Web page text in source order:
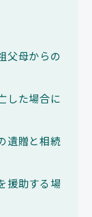
父母からの
した場合に
遺贈と相続
助する場